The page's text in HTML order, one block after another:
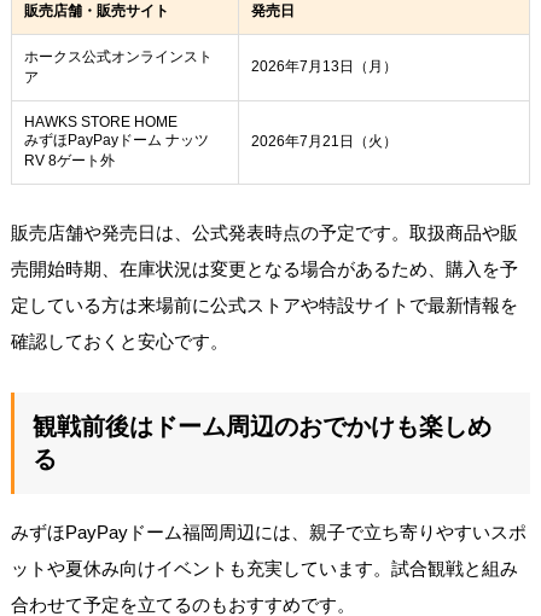
販売店舗・販売サイト 発売日
ホークス公式オンラインスト
ア
2026年7月13日（月）
HAWKS STORE HOME
みずほPayPayドーム ナッツ
RV 8ゲート外
2026年7月21日（火）
販売店舗や発売日は、公式発表時点の予定です。取扱商品や販
売開始時期、在庫状況は変更となる場合があるため、購入を予
定している方は来場前に公式ストアや特設サイトで最新情報を
確認しておくと安心です。
観戦前後はドーム周辺のおでかけも楽しめ
る
みずほPayPayドーム福岡周辺には、親子で立ち寄りやすいスポ
ットや夏休み向けイベントも充実しています。試合観戦と組み
合わせて予定を立てるのもおすすめです。